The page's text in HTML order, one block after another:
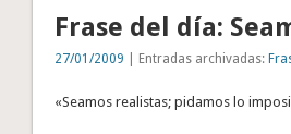
Frase del día:
27/01/2009 | Entradas archivadas:
«Seamos realistas; pidamos lo